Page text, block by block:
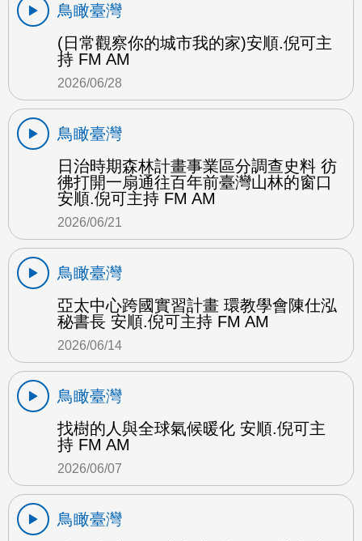
鳥瞰臺灣
(日常觀察你的城市我的家)安順.倪可主
持 FM AM
2026/06/28
鳥瞰臺灣
日治時期森林計畫事業區分調查史料 彷
彿打開一扇通往百年前臺灣山林的窗口
安順.倪可主持 FM AM
2026/06/21
鳥瞰臺灣
亞太中心跨國實習計畫 環教學會陳仕泓
秘書長 安順.倪可主持 FM AM
2026/06/14
鳥瞰臺灣
找樹的人與全球氣候暖化 安順.倪可主
持 FM AM
2026/06/07
鳥瞰臺灣